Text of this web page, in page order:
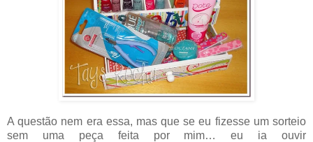
A questão nem era essa, mas que se eu fizesse um sorteio
sem uma peça feita por mim… eu ia ouvir